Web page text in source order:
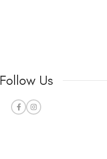
Follow Us